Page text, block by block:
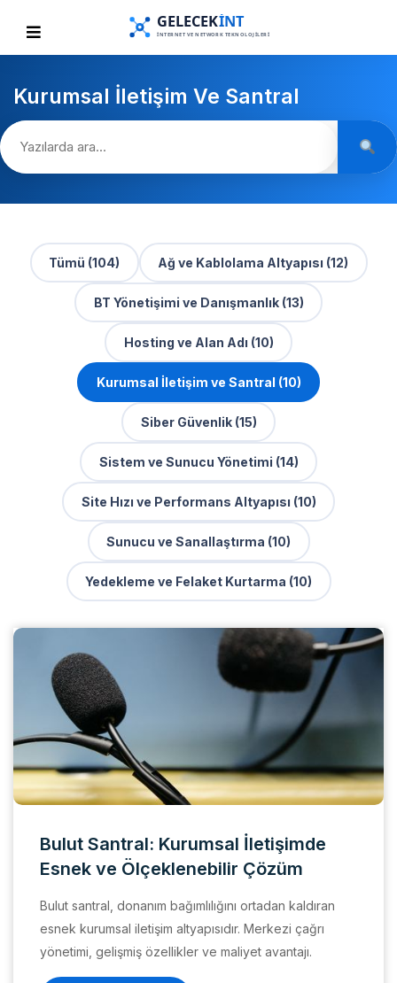
Kurumsal İletişim Ve Santral
Tümü (104) Ağ ve Kablolama Altyapısı (12)
BT Yönetişimi ve Danışmanlık (13)
Hosting ve Alan Adı (10)
Kurumsal İletişim ve Santral (10)
Siber Güvenlik (15)
Sistem ve Sunucu Yönetimi (14)
Site Hızı ve Performans Altyapısı (10)
Sunucu ve Sanallaştırma (10)
Yedekleme ve Felaket Kurtarma (10)
Bulut Santral: Kurumsal İletişimde
Esnek ve Ölçeklenebilir Çözüm
Bulut santral, donanım bağımlılığını ortadan kaldıran
esnek kurumsal iletişim altyapısıdır. Merkezi çağrı
yönetimi, gelişmiş özellikler ve maliyet avantajı.